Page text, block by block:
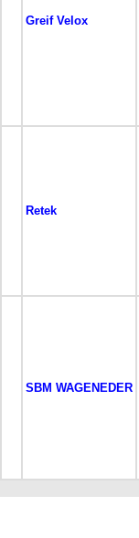
Greif Velox
Retek
SBM WAGENEDER